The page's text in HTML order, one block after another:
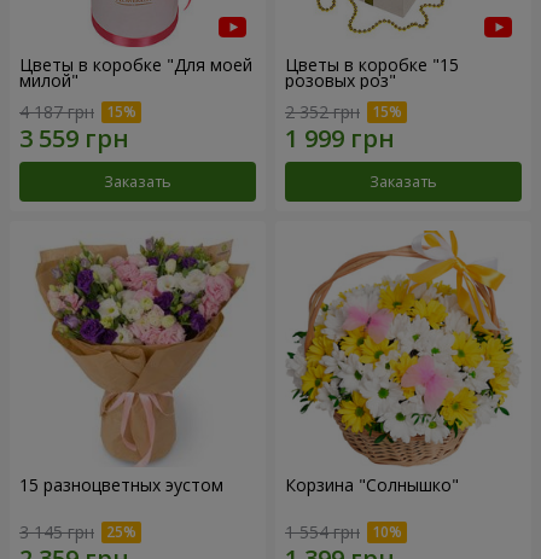
Цветы в коробке "Для моей
милой"
4 187 грн
Заказать
Цветы в коробке "15
розовых роз"
2 352 грн
Заказать
15 разноцветных эустом
3 145 грн
Корзина "Солнышко"
1 554 грн